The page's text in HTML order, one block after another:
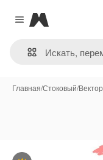
Close menu
Magnific
Главная/Стоковый/